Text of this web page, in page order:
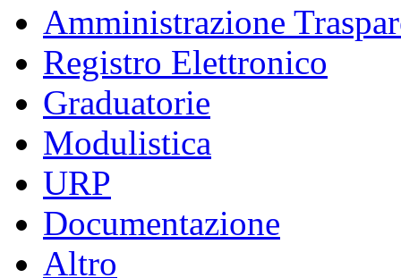
Amministrazione
Registro Elettronico
Graduatorie
Modulistica
URP
Documentazione
Altro